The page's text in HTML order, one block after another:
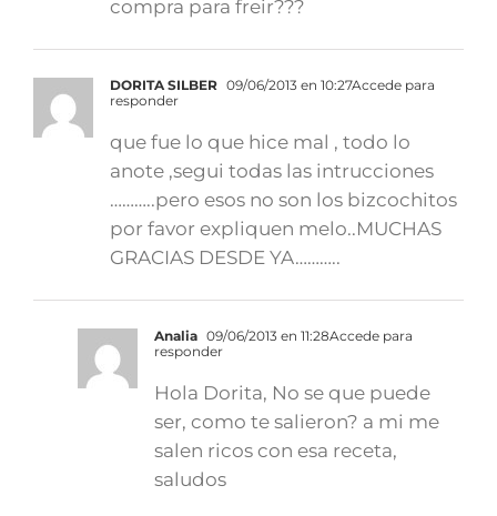
compra para freir???
DORITA SILBER 09/06/2013 en 10:27Accede para
responder
que fue lo que hice mal , todo lo
anote ,segui todas las intrucciones
………..pero esos no son los bizcochitos
por favor expliquen melo..MUCHAS
GRACIAS DESDE YA………..
Analia 09/06/2013 en 11:28Accede para
responder
Hola Dorita, No se que puede
ser, como te salieron? a mi me
salen ricos con esa receta,
saludos